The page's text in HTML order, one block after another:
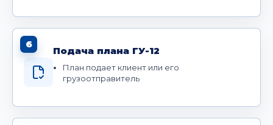
6
Подача плана ГУ-12
План подает клиент или его
грузоотправитель